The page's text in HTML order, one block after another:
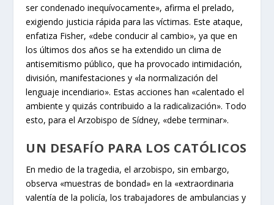
ser condenado inequívocamente», afirma el prelado,
exigiendo justicia rápida para las víctimas. Este ataque,
enfatiza Fisher, «debe conducir al cambio», ya que en
los últimos dos años se ha extendido un clima de
antisemitismo público, que ha provocado intimidación,
división, manifestaciones y «la normalización del
lenguaje incendiario». Estas acciones han «calentado el
ambiente y quizás contribuido a la radicalización». Todo
esto, para el Arzobispo de Sídney, «debe terminar».
UN DESAFÍO PARA LOS CATÓLICOS
En medio de la tragedia, el arzobispo, sin embargo,
observa «muestras de bondad» en la «extraordinaria
valentía de la policía, los trabajadores de ambulancias y